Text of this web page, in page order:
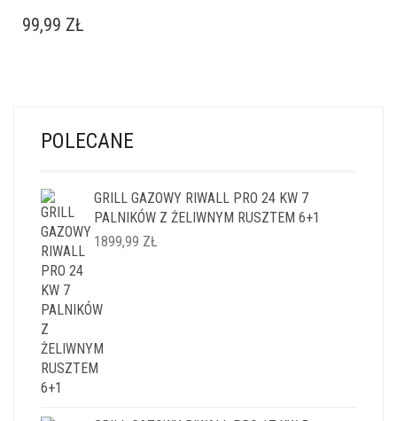
99,99 ZŁ
POLECANE
GRILL GAZOWY RIWALL PRO 24 KW 7
PALNIKÓW Z ŻELIWNYM RUSZTEM 6+1
1899,99 ZŁ